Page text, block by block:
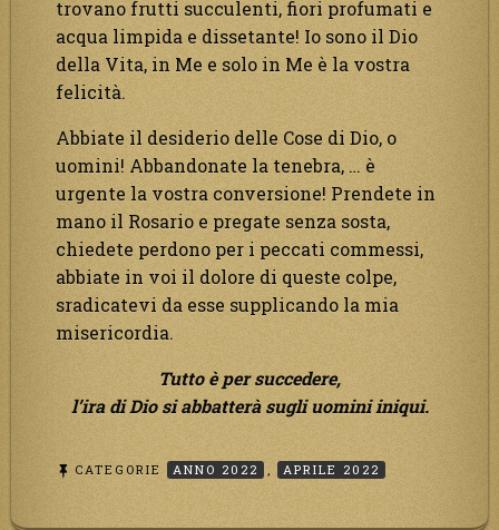
trovano frutti succulenti, fiori profumati e
acqua limpida e dissetante! Io sono il Dio
della Vita, in Me e solo in Me è la vostra
felicità.
Abbiate il desiderio delle Cose di Dio, o
uomini! Abbandonate la tenebra, … è
urgente la vostra conversione! Prendete in
mano il Rosario e pregate senza sosta,
chiedete perdono per i peccati commessi,
abbiate in voi il dolore di queste colpe,
sradicatevi da esse supplicando la mia
misericordia.
Tutto è per succedere,
l’ira di Dio si abbatterà sugli uomini iniqui.
CATEGORIE ANNO 2022 , APRILE 2022